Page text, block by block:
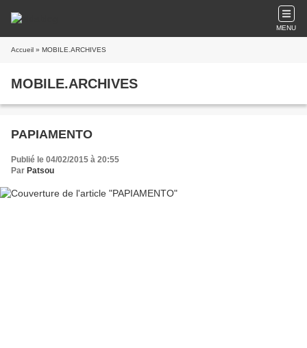
MENU
Accueil » MOBILE.ARCHIVES
MOBILE.ARCHIVES
PAPIAMENTO
Publié le 04/02/2015 à 20:55
Par Patsou